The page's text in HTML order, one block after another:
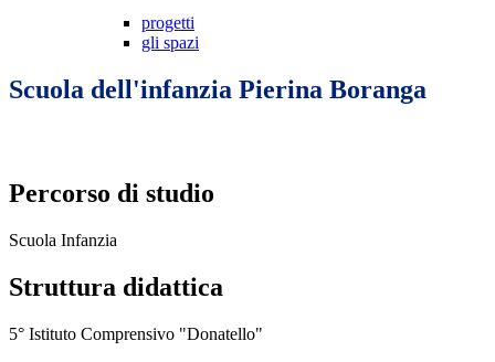
progetti
gli spazi
Scuola dell'infanzia Pierina Boranga
Percorso di studio
Scuola Infanzia
Struttura didattica
5° Istituto Comprensivo "Donatello"